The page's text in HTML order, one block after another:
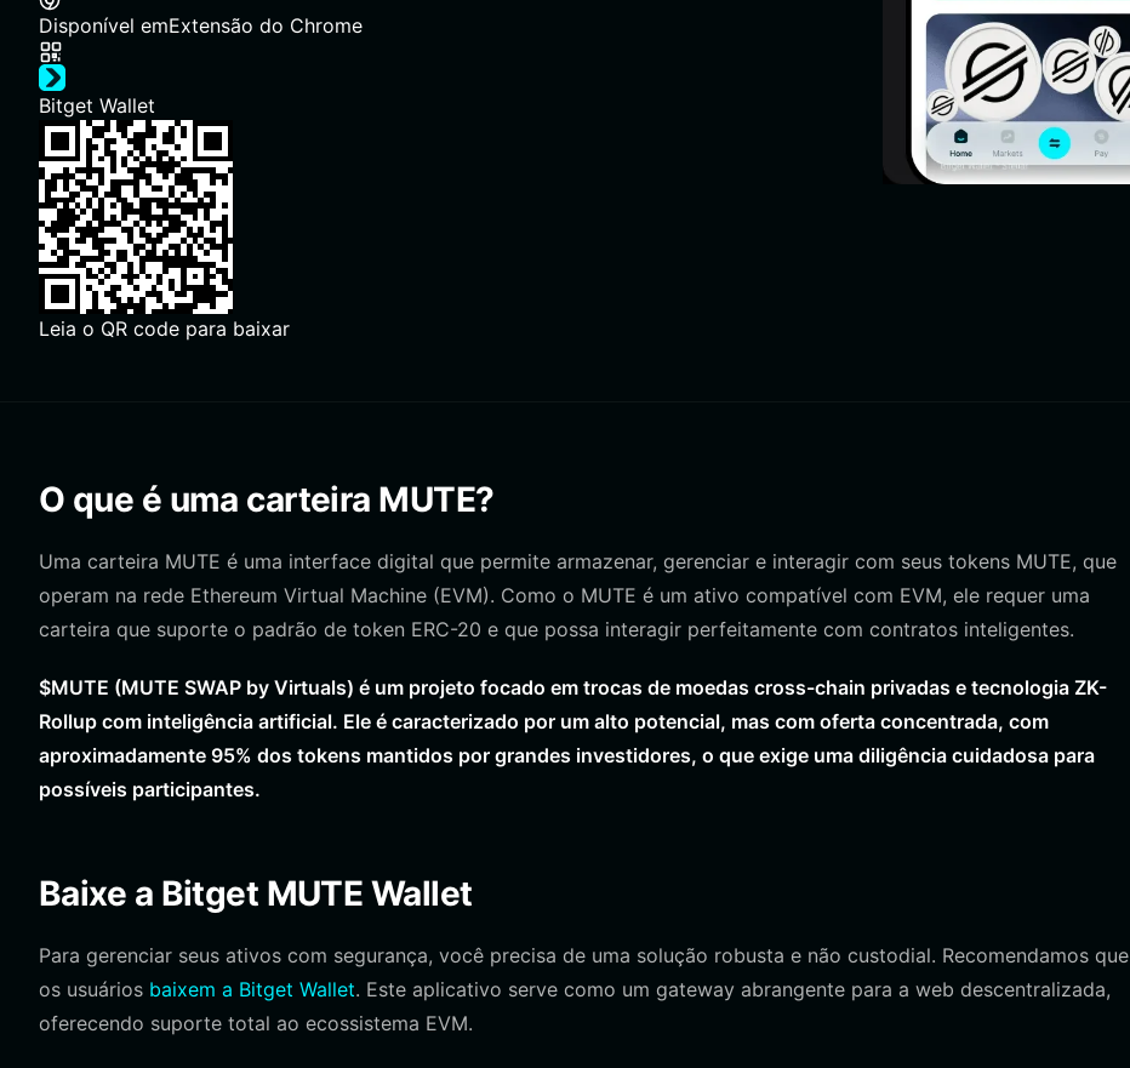
Disponível emExtensão do Chrome
Bitget Wallet
Leia o QR code para baixar
O que é uma carteira MUTE?
Uma carteira MUTE é uma interface digital que permite armazenar, gerenciar e interagir com seus tokens MUTE, que
operam na rede Ethereum Virtual Machine (EVM). Como o MUTE é um ativo compatível com EVM, ele requer uma
carteira que suporte o padrão de token ERC-20 e que possa interagir perfeitamente com contratos inteligentes.
$MUTE (MUTE SWAP by Virtuals) é um projeto focado em trocas de moedas cross-chain privadas e tecnologia ZK-
Rollup com inteligência artificial. Ele é caracterizado por um alto potencial, mas com oferta concentrada, com
aproximadamente 95% dos tokens mantidos por grandes investidores, o que exige uma diligência cuidadosa para
possíveis participantes.
Baixe a Bitget MUTE Wallet
Para gerenciar seus ativos com segurança, você precisa de uma solução robusta e não custodial. Recomendamos que
os usuários baixem a Bitget Wallet. Este aplicativo serve como um gateway abrangente para a web descentralizada,
oferecendo suporte total ao ecossistema EVM.